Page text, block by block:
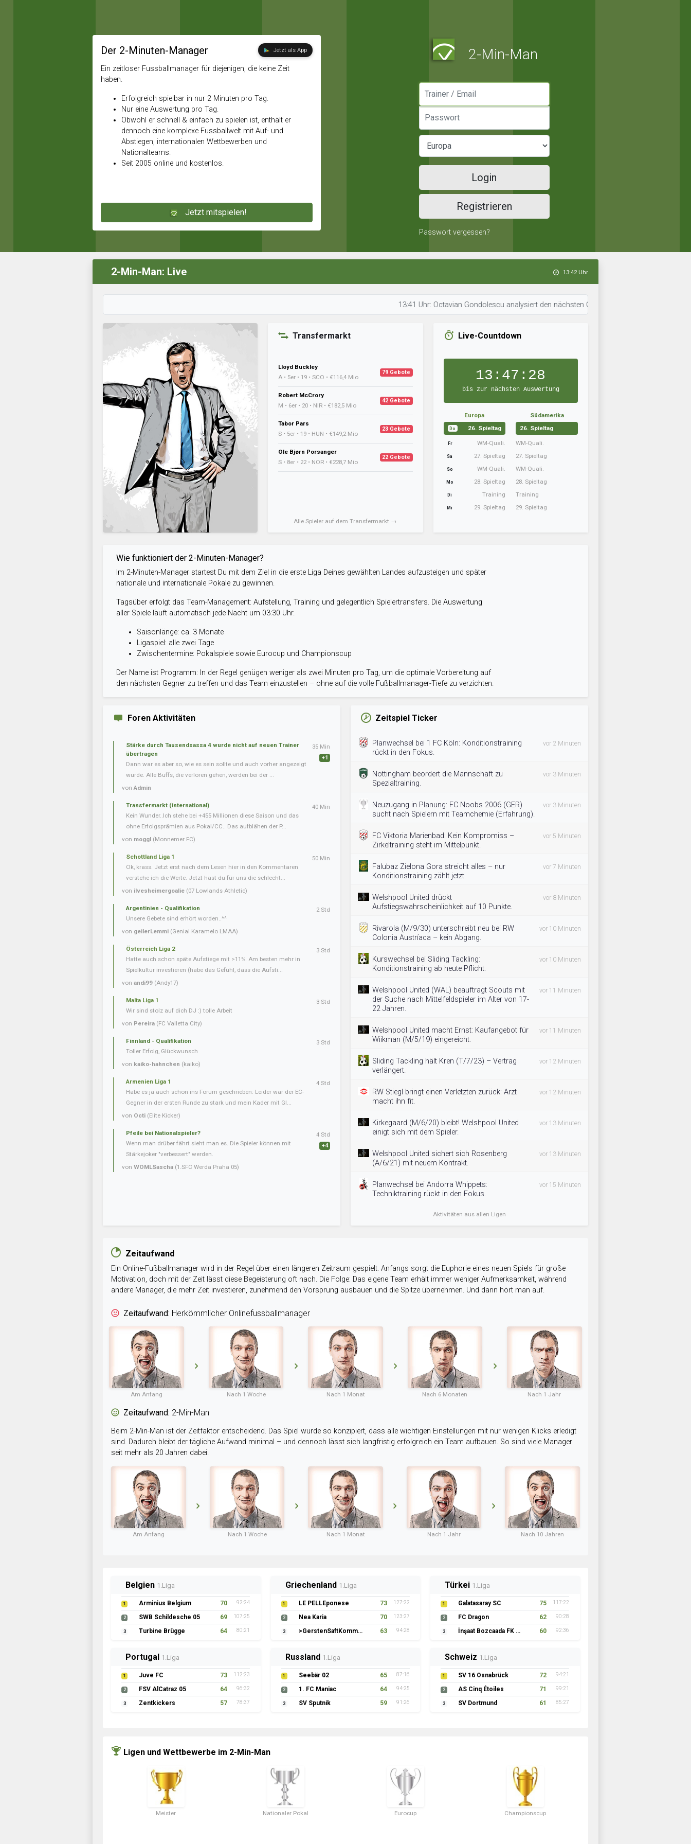
Der 2-Minuten-Manager Jetzt als App
Ein zeitloser Fussballmanager für diejenigen, die keine Zeit
haben.
Erfolgreich spielbar in nur 2 Minuten pro Tag.
Nur eine Auswertung pro Tag.
Obwohl er schnell & einfach zu spielen ist, enthält er
dennoch eine komplexe Fussballwelt mit Auf- und
Abstiegen, internationalen Wettbewerben und
Nationalteams.
Seit 2005 online und kostenlos.
Jetzt mitspielen!
2-Min-Man
Login
Registrieren
Passwort vergessen?
2-Min-Man: Live 13:42 Uhr
13:41 Uhr: Octavian Gondolescu analysiert den nächsten Gegner. • 13:41 Uhr: Gilde Hannover
Transfermarkt
Lloyd Buckley
A • 5er • 19 • SCO • €116,4 Mio
79 Gebote
Robert McCrory
M • 6er • 20 • NIR • €182,5 Mio
42 Gebote
Tabor Pars
S • 5er • 19 • HUN • €149,2 Mio
23 Gebote
Ole Bjørn Porsanger
S • 8er • 22 • NOR • €228,7 Mio
22 Gebote
Alle Spieler auf dem Transfermarkt →
Live-Countdown
13:47:27
bis zur nächsten Auswertung
Europa
Do 26. Spieltag
Fr WM-Quali.
Sa 27. Spieltag
So WM-Quali.
Mo 28. Spieltag
Di Training
Mi 29. Spieltag
Südamerika
26. Spieltag
WM-Quali.
27. Spieltag
WM-Quali.
28. Spieltag
Training
29. Spieltag
Wie funktioniert der 2-Minuten-Manager?
Im 2-Minuten-Manager startest Du mit dem Ziel in die erste Liga Deines gewählten Landes aufzusteigen und später
nationale und internationale Pokale zu gewinnen.
Tagsüber erfolgt das Team-Management: Aufstellung, Training und gelegentlich Spielertransfers. Die Auswertung
aller Spiele läuft automatisch jede Nacht um 03:30 Uhr.
Saisonlänge: ca. 3 Monate
Ligaspiel: alle zwei Tage
Zwischentermine: Pokalspiele sowie Eurocup und Championscup
Der Name ist Programm: In der Regel genügen weniger als zwei Minuten pro Tag, um die optimale Vorbereitung auf
den nächsten Gegner zu treffen und das Team einzustellen – ohne auf die volle Fußballmanager-Tiefe zu verzichten.
Foren Aktivitäten
Stärke durch Tausendsassa 4 wurde nicht auf neuen Trainer
übertragen
Dann war es aber so, wie es sein sollte und auch vorher angezeigt
wurde. Alle Buffs, die verloren gehen, werden bei der ...
vonAdmin
35 Min
+1
Transfermarkt (international)
Kein Wunder..Ich stehe bei +455 Millionen diese Saison und das
ohne Erfolgsprämien aus Pokal/CC.. Das aufblähen der P...
von moggl (Monnemer FC)
40 Min
Schottland Liga 1
Ok, krass. Jetzt erst nach dem Lesen hier in den Kommentaren
verstehe ich die Werte. Jetzt hast du für uns die schlecht...
von ilvesheimergoalie (07 Lowlands Athletic)
50 Min
Argentinien - Qualifikation
Unsere Gebete sind erhört worden..^^
von geilerLemmi (Genial Karamelo LMAA)
2 Std
Österreich Liga 2
Hatte auch schon späte Aufstiege mit >11%. Am besten mehr in
Spielkultur investieren (habe das Gefühl, dass die Aufsti...
von andi99 (Andy17)
3 Std
Malta Liga 1
Wir sind stolz auf dich DJ :) tolle Arbeit
von Pereira (FC Valletta City)
3 Std
Finnland - Qualifikation
Toller Erfolg, Glückwunsch
von kaiko-hahnchen (kaiko)
3 Std
Armenien Liga 1
Habe es ja auch schon ins Forum geschrieben: Leider war der EC-
Gegner in der ersten Runde zu stark und mein Kader mit Gl...
von Octi (Elite Kicker)
4 Std
Pfeile bei Nationalspieler?
Wenn man drüber fährt sieht man es. Die Spieler können mit
Stärkejoker "verbessert" werden.
von WOMLSascha (1.SFC Werda Praha 05)
4 Std
+4
Zeitspiel Ticker
Planwechsel bei 1 FC Köln: Konditionstraining
rückt in den Fokus.
vor 2 Minuten
Nottingham beordert die Mannschaft zu
Spezialtraining.
vor 3 Minuten
Neuzugang in Planung: FC Noobs 2006 (GER)
sucht nach Spielern mit Teamchemie (Erfahrung).
vor 3 Minuten
FC Viktoria Marienbad: Kein Kompromiss –
Zirkeltraining steht im Mittelpunkt.
vor 5 Minuten
Falubaz Zielona Gora streicht alles – nur
Konditionstraining zählt jetzt.
vor 7 Minuten
Welshpool United drückt
Aufstiegswahrscheinlichkeit auf 10 Punkte.
vor 8 Minuten
Rivarola (M/9/30) unterschreibt neu bei RW
Colonia Austríaca – kein Abgang.
vor 10 Minuten
Kurswechsel bei Sliding Tackling:
Konditionstraining ab heute Pflicht.
vor 10 Minuten
Welshpool United (WAL) beauftragt Scouts mit
der Suche nach Mittelfeldspieler im Alter von 17-
22 Jahren.
vor 11 Minuten
Welshpool United macht Ernst: Kaufangebot für
Wiikman (M/5/19) eingereicht.
vor 11 Minuten
Sliding Tackling hält Kren (T/7/23) – Vertrag
verlängert.
vor 12 Minuten
RW Stiegl bringt einen Verletzten zurück: Arzt
macht ihn fit.
vor 12 Minuten
Kirkegaard (M/6/20) bleibt! Welshpool United
einigt sich mit dem Spieler.
vor 13 Minuten
Welshpool United sichert sich Rosenberg
(A/6/21) mit neuem Kontrakt.
vor 13 Minuten
Planwechsel bei Andorra Whippets:
Techniktraining rückt in den Fokus.
vor 15 Minuten
Aktivitäten aus allen Ligen
Zeitaufwand
Ein Online-Fußballmanager wird in der Regel über einen längeren Zeitraum gespielt. Anfangs sorgt die Euphorie eines neuen Spiels für große
Motivation, doch mit der Zeit lässt diese Begeisterung oft nach. Die Folge: Das eigene Team erhält immer weniger Aufmerksamkeit, während
andere Manager, die mehr Zeit investieren, zunehmend den Vorsprung ausbauen und die Spitze übernehmen. Und dann hört man auf.
Zeitaufwand: Herkömmlicher Onlinefussballmanager
Am Anfang Nach 1 Woche Nach 1 Monat Nach 6 Monaten Nach 1 Jahr
Zeitaufwand: 2-Min-Man
Beim 2-Min-Man ist der Zeitfaktor entscheidend. Das Spiel wurde so konzipiert, dass alle wichtigen Einstellungen mit nur wenigen Klicks erledigt
sind. Dadurch bleibt der tägliche Aufwand minimal – und dennoch lässt sich langfristig erfolgreich ein Team aufbauen. So sind viele Manager
seit mehr als 20 Jahren dabei.
Am Anfang Nach 1 Woche Nach 1 Monat Nach 1 Jahr Nach 10 Jahren
Belgien 1.Liga
1 Arminius Belgium 70 92:24
2 SWB Schildesche 05 69 107:25
3 Turbine Brügge 64 80:21
Griechenland 1.Liga
1 LE PELLEponese 73 127:22
2 Nea Karia 70 123:27
3 >GerstenSaftKommando 63 94:28
Türkei 1.Liga
1 Galatasaray SC 75 117:22
2 FC Dragon 62 90:28
3 İnşaat Bozcaada FK 1957 60 92:36
Portugal 1.Liga
1 Juve FC 73 112:23
2 FSV AlCatraz 05 64 96:32
3 Zentkickers 57 78:37
Russland 1.Liga
1 Seebär 02 65 87:16
2 1. FC Maniac 64 94:25
3 SV Sputnik 59 91:26
Schweiz 1.Liga
1 SV 16 Osnabrück 72 94:21
2 AS Cinq Étoiles 71 99:21
3 SV Dortmund 61 85:27
Ligen und Wettbewerbe im 2-Min-Man
Meister Nationaler Pokal Eurocup Championscup